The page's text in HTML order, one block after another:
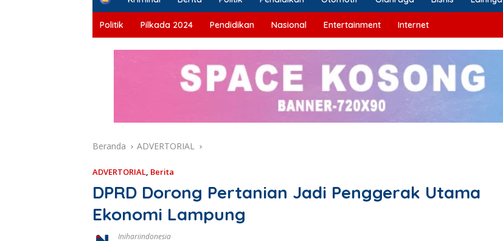
m
e
Politik Pilkada 2024 Pendidikan Nasional Entertainment Internet
Beranda ADVERTORIAL
ADVERTORIAL, Berita
DPRD Dorong Pertanian Jadi Penggerak Utama
Ekonomi Lampung
Inihariindonesia